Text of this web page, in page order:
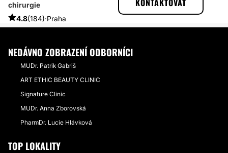
chirurgie
4.8(184)·Praha
KONTAKTOVAT
PŘÍBĚHY TÝKAJÍCÍ SE ZÁKROKU RHINOPLASTIKA
PO OPERACI MÁM PERFEKTNÍ NOS
NEDÁVNO ZOBRAZENÍ ODBORNÍCI
MUDr. Patrik Gabriš
ART ETHIC BEAUTY CLINIC
Signature Clinic
MUDr. Anna Zborovská
PharmDr. Lucie Hlávková
TOP LOKALITY